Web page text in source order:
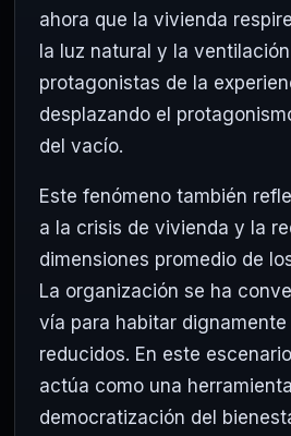
ahora que la vivienda
la luz natural y la
protagonistas de la
desplazando el
del vacío.
Este fenómeno también
a la crisis de vivienda y la
dimensiones promedio de
La organización se ha
vía para habitar dignamente
reducidos. En este
actúa como una
democratización del